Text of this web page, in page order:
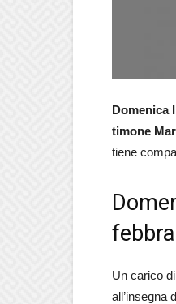
Domenica
timone
tiene
Un carico
all’insegna